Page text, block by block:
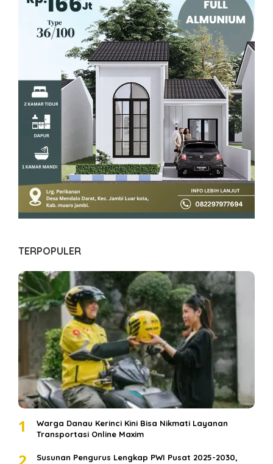
TERPOPULER
1
Warga Danau Kerinci Kini Bisa Nikmati Layanan
Transportasi Online Maxim
2
Susunan Pengurus Lengkap PWI Pusat 2025-2030,